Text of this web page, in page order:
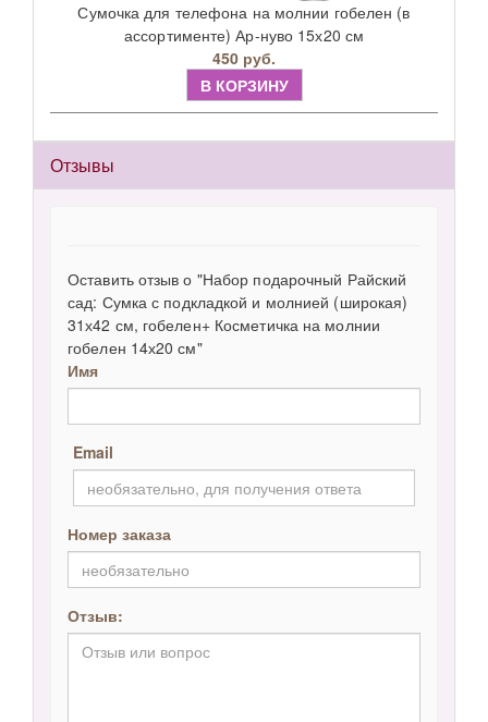
Сумочка для телефона на молнии гобелен (в
ассортименте) Ар-нуво 15х20 см
450 руб.
В КОРЗИНУ
Отзывы
Оставить отзыв о "Набор подарочный Райский
сад: Сумка с подкладкой и молнией (широкая)
31х42 см, гобелен+ Косметичка на молнии
гобелен 14х20 см"
Имя
Email
Номер заказа
Отзыв: